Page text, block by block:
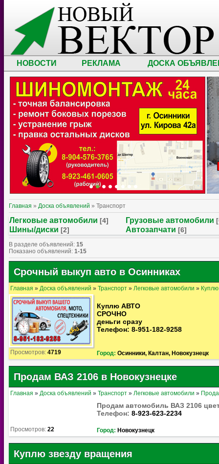
НОВОСТИ РЕКЛАМА ДОСКА
Главная » Доска объявлений » Транспорт
Легковые автомобили [4] Грузовые автомобили
Шины/диски [2] Автозапчати [6]
В разделе объявлений: 15
Показано объявлений: 1-15
Срочный выкуп авто в Осинниках
Главная » Доска объявлений » Транспорт » Легковые автомобили » Куплю
Куплю АВТО
СРОЧНО
деньги сразу
Телефон: 8-951-182-9258
Просмотров: 4719 Город: Осинники, Калтан, Новокузнецк
Продам ВАЗ 2106 в Новокузнецке
Главная » Доска объявлений » Транспорт » Легковые автомобили »
Продам автомобиль ВАЗ 2106
Телефон: 8-923-623-2234
Просмотров: 22 Город: Новокузнецк
Куплю звезду вращения